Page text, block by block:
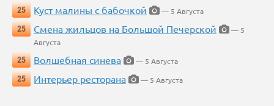
25
Куст малины с бабочкой
— 5 Августа
25
Смена жильцов на Большой Печерской
— 5
Августа
25
Волшебная синева
— 5 Августа
25
Интерьер ресторана — 5 Августа